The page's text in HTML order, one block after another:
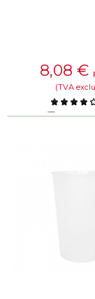
8,08 €
(TVA